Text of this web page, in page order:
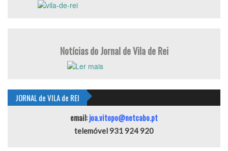
Notícias do Jornal de Vila de Rei
JORNAL de VILA de REI
email:joa.vitopo@netcabo.pt
telemóvel 931 924 920